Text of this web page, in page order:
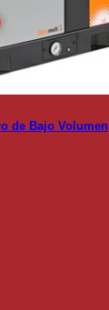
de Bajo Volumen